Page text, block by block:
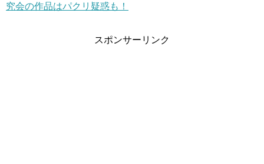
究会の作品はパクリ疑惑も！
スポンサーリンク